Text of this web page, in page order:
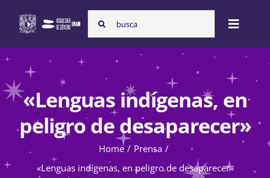
content
Search
for:
Toggle
Nosotras
Programas
«Lenguas indígenas, en
peligro de desaparecer»
Home
Prensa
«Lenguas indígenas, en peligro de desaparecer»